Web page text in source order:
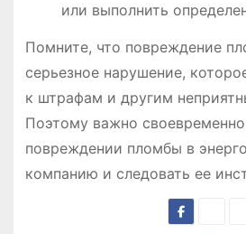
или выполнить
Помните, что повреждение
серьезное нарушение,
к штрафам и другим
Поэтому важно
повреждении пломбы в
компанию и следовать ее